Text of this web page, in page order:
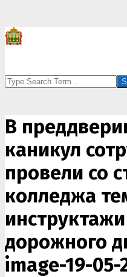
Search
В
каникул
провели со
колледжа
дорожного
image-19-05-